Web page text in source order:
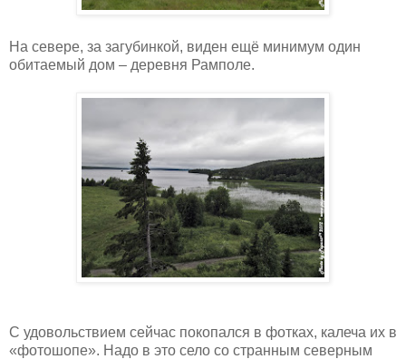
На севере, за загубинкой, виден ещё минимум один
обитаемый дом – деревня Рамполе.
С удовольствием сейчас покопался в фотках, калеча их в
«фотошопе». Надо в это село со странным северным